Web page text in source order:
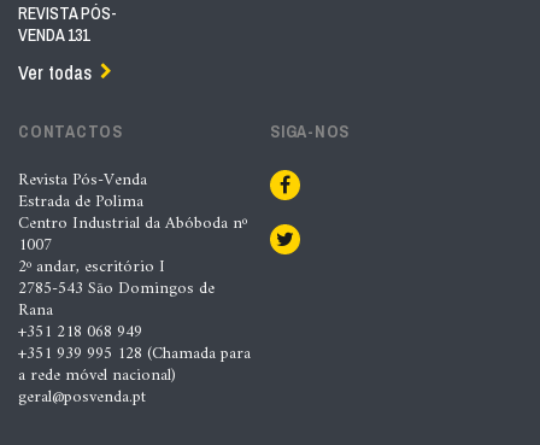
REVISTA PÓS-
VENDA 131
Ver todas
CONTACTOS
Revista Pós-Venda
Estrada de Polima
Centro Industrial da Abóboda nº
1007
2º andar, escritório I
2785-543 São Domingos de
Rana
+351 218 068 949
+351 939 995 128 (Chamada para
a rede móvel nacional)
geral@posvenda.pt
SIGA-NOS